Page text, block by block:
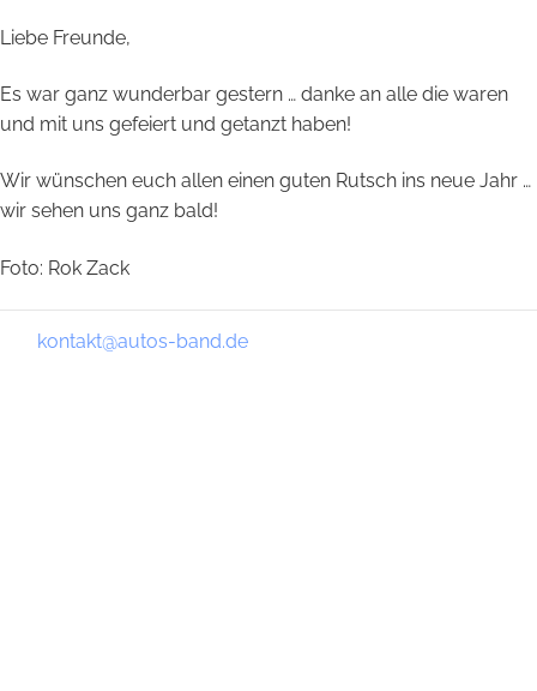
Liebe Freunde,
Es war ganz wunderbar gestern … danke an alle die waren
und mit uns gefeiert und getanzt haben!
Wir wünschen euch allen einen guten Rutsch ins neue Jahr …
wir sehen uns ganz bald!
Foto: Rok Zack
kontakt@autos-band.de